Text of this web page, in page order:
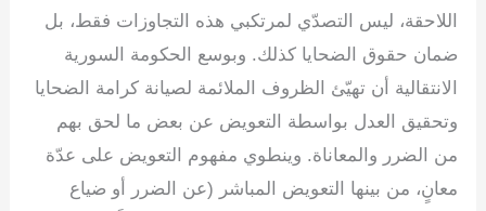
اللاحقة، ليس التصدّي لمرتكبي هذه التجاوزات فقط، بل
ضمان حقوق الضحايا كذلك. وبوسع الحكومة السورية
الانتقالية أن تهيّئ الظروف الملائمة لصيانة كرامة الضحايا
وتحقيق العدل بواسطة التعويض عن بعض ما لحق بهم
من الضرر والمعاناة. وينطوي مفهوم التعويض على عدّة
معانٍ، من بينها التعويض المباشر (عن الضرر أو ضياع